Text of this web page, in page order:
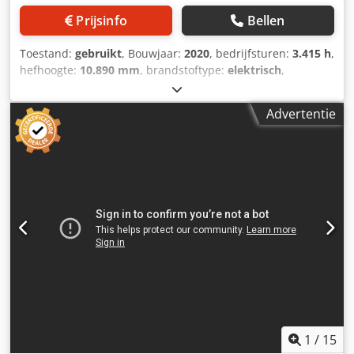
Prijsinfo Bellen
Toestand: gebruikt, Bouwjaar: 2020, bedrijfsturen: 3.415 h,
hefhoogte: 10.890 mm, brandstoftype: elektrisch,
, vorklengte:1.200 mm
gewicht: 9.200 kg Hefcapaciteit: 1.200 kg Prijs: Op aanvraag
- Bouwjaar: 2020 - Documentatie aanwezig: Ja - CE
markering aanwezig: Ja - CE certificaat aanwezig: Nee -
Serienummer: 612334X00160 - Draaiuren: 3415 -
Batterij/accu informatie: - └ Merk/Type: 04EPZS0620SC - └
Bouwjaar batterij: 2020 - └ Capaciteit: 620Ah - └ Accu
spanning: 80V - └ Accu test resultaat: 94% -
Advertentie
1 / 15